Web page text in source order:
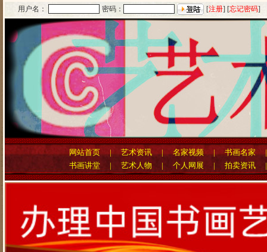
用户名： 密码： [注册] [忘记密码]
网站首页 |艺术资讯 |名家视频 |书画名家
书画讲堂
| 艺术人物 | 个人网展 | 拍卖资讯